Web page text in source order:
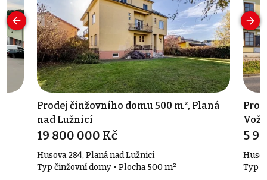
Prodej činžovního domu 500 m², Planá
nad Lužnicí
19 800 000 Kč
Husova 284, Planá nad Lužnicí
Typ činžovní domy • Plocha 500 m²
5
Typ